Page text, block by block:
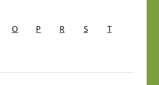
O P R S T